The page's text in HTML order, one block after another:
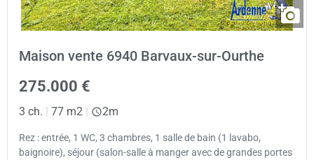
Maison vente 6940 Barvaux-sur-Ourthe
275.000 €
3 ch. 77 m2 2m
Rez : entrée, 1 WC, 3 chambres, 1 salle de bain (1 lavabo,
baignoire), séjour (salon-salle à manger avec de grandes portes